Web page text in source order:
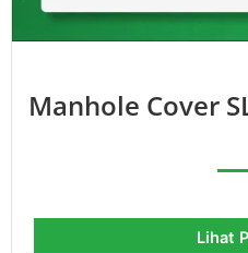
Manhole Cover
Lihat